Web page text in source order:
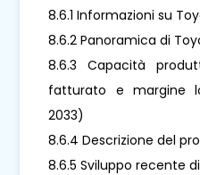
8.6.1 Informazioni su
8.6.2 Panoramica di
8.6.3 Capacità
fatturato e margine
2033)
8.6.4 Descrizione del
8.6.5 Sviluppo recente